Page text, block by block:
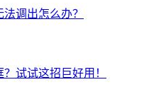
调出怎么办？
试试这招巨好用！